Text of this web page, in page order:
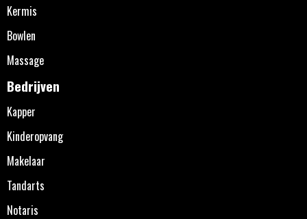
Kermis
Bowlen
Massage
Bedrijven
Kapper
Kinderopvang
Makelaar
Tandarts
Notaris